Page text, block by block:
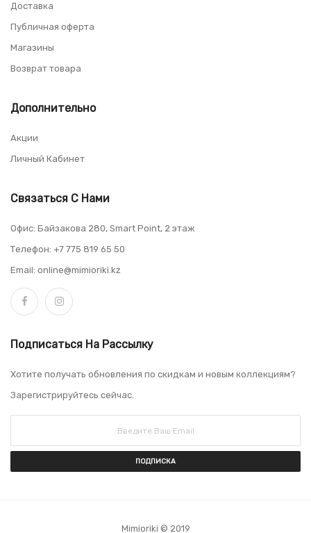
Доставка
Публичная оферта
Магазины
Возврат товара
Дополнительно
Акции
Личный Кабинет
Связаться С Нами
Офис: Байзакова 280, Smart Point, 2 этаж
Телефон: +7 775 819 65 50
Email: online@mimioriki.kz
Подписаться На Рассылку
Хотите получать обновления по скидкам и новым коллекциям?
Зарегистрируйтесь сейчас.
ПОДПИСКА
Mimioriki © 2019